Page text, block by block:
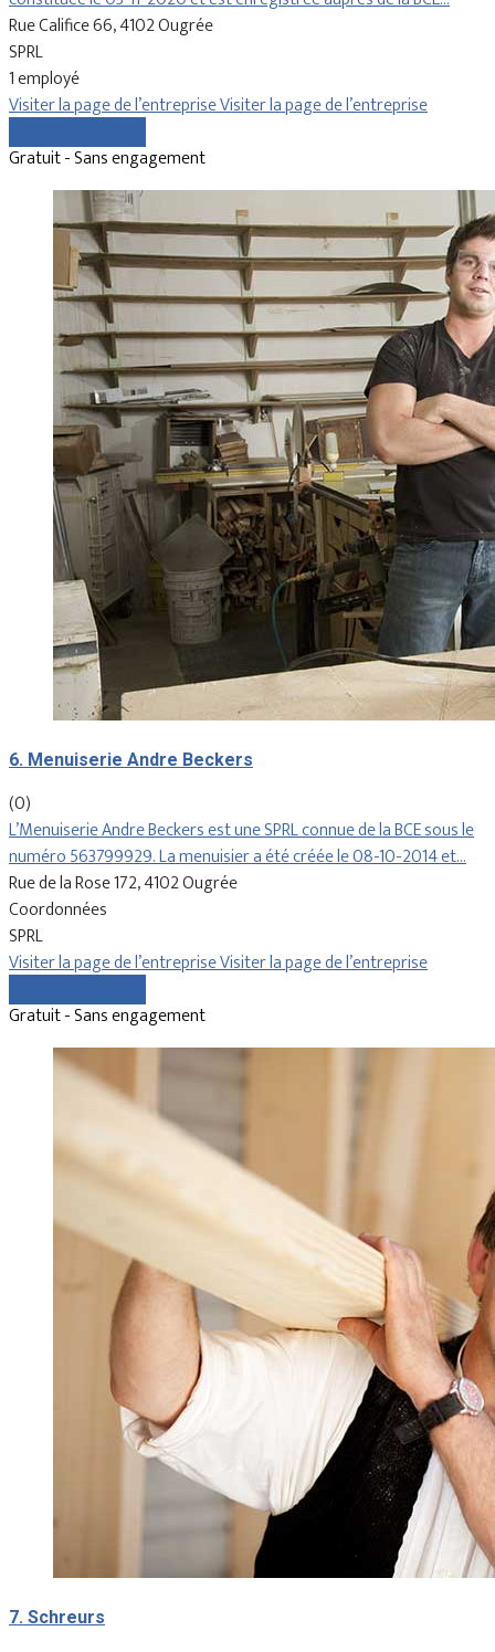
Rue Califice 66, 4102 Ougrée
SPRL
1 employé
Visiter la page de l’entrepriseVisiter la page de l’entreprise
Gratuit - Sans engagement
6. Menuiserie Andre Beckers
(0)
L’Menuiserie Andre Beckers est une SPRL connue de la BCE sous le
numéro 563799929. La menuisier a été créée le 08-10-2014 et…
Rue de la Rose 172, 4102 Ougrée
Coordonnées
SPRL
Visiter la page de l’entrepriseVisiter la page de l’entreprise
Gratuit - Sans engagement
7. Schreurs